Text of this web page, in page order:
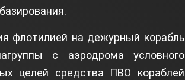
флотилией на дежурный корабль
с аэродрома условного
целей средства ПВО кораблей